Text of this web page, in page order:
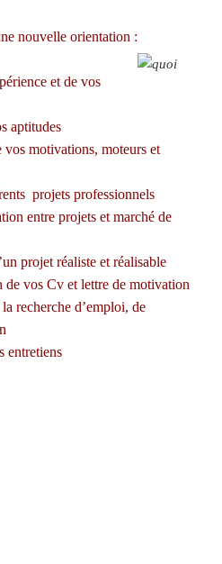
nouvelle orientation :
et de vos
aptitudes
vos motivations, moteurs et
projets professionnels
entre projets et marché de
projet réaliste et réalisable
de vos Cv et lettre de motivation
recherche d’emploi, de
entretiens